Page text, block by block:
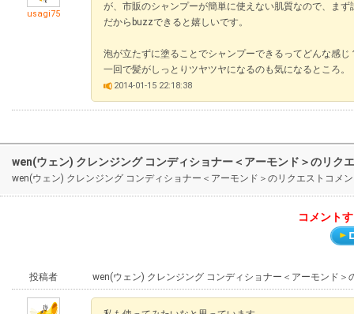
usagi75
が、市販のシャンプーが簡単に使えない肌質なので、まず
だからbuzzできると嬉しいです。
泡が立たずに塗ることでシャンプーできるってどんな感じ
一回で髪がしっとりツヤツヤになるのも気になるところ。
2014-01-15 22:18:38
wen(ウェン) クレンジング コンディショナー＜アーモンド＞のリク
wen(ウェン) クレンジング コンディショナー＜アーモンド＞のリクエストコメ
コメント
投稿者 wen(ウェン) クレンジング コンディショナー＜アーモンド